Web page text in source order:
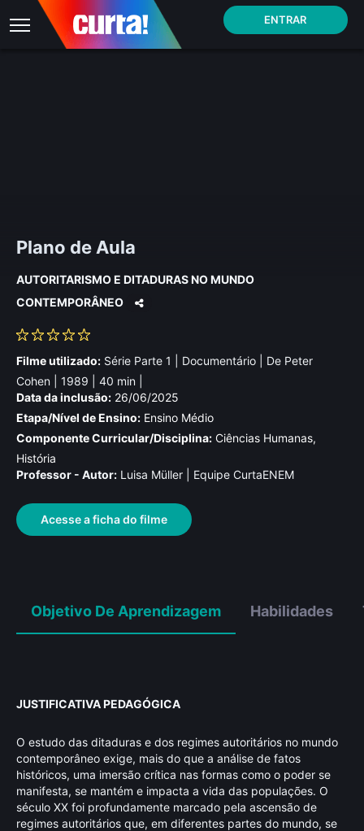
ENTRAR
Plano de Aula
AUTORITARISMO E DITADURAS NO MUNDO
CONTEMPORÂNEO
Filme utilizado: Série Parte 1 | Documentário | De Peter
Cohen | 1989 | 40 min |
Data da inclusão: 26/06/2025
Etapa/Nível de Ensino: Ensino Médio
Componente Curricular/Disciplina: Ciências Humanas,
História
Professor - Autor: Luisa Müller | Equipe CurtaENEM
Acesse a ficha do filme
Objetivo De Aprendizagem Habilidades
JUSTIFICATIVA PEDAGÓGICA
O estudo das ditaduras e dos regimes autoritários no mundo
contemporâneo exige, mais do que a análise de fatos
históricos, uma imersão crítica nas formas como o poder se
manifesta, se mantém e impacta a vida das populações. O
século XX foi profundamente marcado pela ascensão de
regimes autoritários que, em diferentes partes do mundo, se